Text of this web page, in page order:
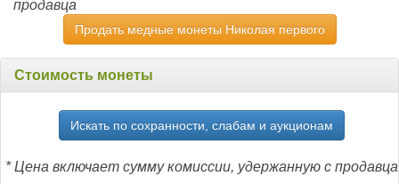
продавца
Продать медные монеты Николая первого
Стоимость монеты
Искать по сохранности, слабам и аукционам
* Цена включает сумму комиссии, удержанную с продавца